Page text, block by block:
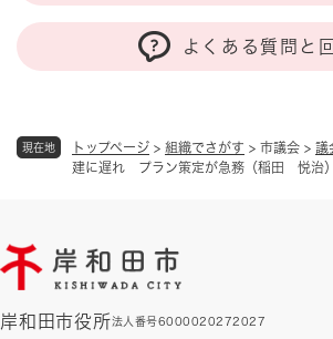
現在地 トップページ > 組織でさがす > 市議会 > 議
建に遅れ プラン策定が急務（稲田 悦治）
よくある質問と
岸和田市役所法人番号6000020272027